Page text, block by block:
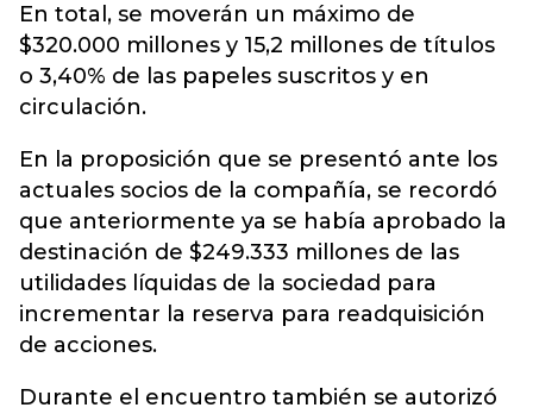
En total, se moverán un máximo de
$320.000 millones y 15,2 millones de títulos
o 3,40% de las papeles suscritos y en
circulación.
En la proposición que se presentó ante los
actuales socios de la compañía, se recordó
que anteriormente ya se había aprobado la
destinación de $249.333 millones de las
utilidades líquidas de la sociedad para
incrementar la reserva para readquisición
de acciones.
Durante el encuentro también se autorizó